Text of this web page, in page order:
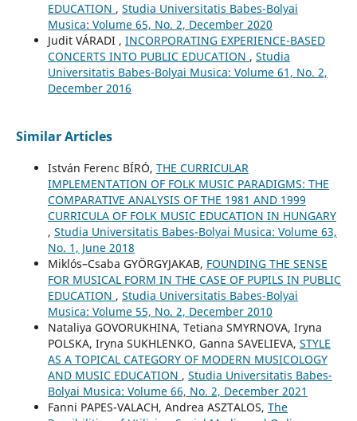
EDUCATION , Studia Universitatis Babes-Bolyai
Musica: Volume 65, No. 2, December 2020
Judit VÁRADI , INCORPORATING EXPERIENCE-BASED
CONCERTS INTO PUBLIC EDUCATION , Studia
Universitatis Babes-Bolyai Musica: Volume 61, No. 2,
December 2016
Similar Articles
István Ferenc BÍRÓ, THE CURRICULAR
IMPLEMENTATION OF FOLK MUSIC PARADIGMS: THE
COMPARATIVE ANALYSIS OF THE 1981 AND 1999
CURRICULA OF FOLK MUSIC EDUCATION IN HUNGARY
, Studia Universitatis Babes-Bolyai Musica: Volume 63,
No. 1, June 2018
Miklós–Csaba GYÖRGYJAKAB, FOUNDING THE SENSE
FOR MUSICAL FORM IN THE CASE OF PUPILS IN PUBLIC
EDUCATION , Studia Universitatis Babes-Bolyai
Musica: Volume 55, No. 2, December 2010
Nataliya GOVORUKHINA, Tetiana SMYRNOVA, Iryna
POLSKA, Iryna SUKHLENKO, Ganna SAVELIEVA, STYLE
AS A TOPICAL CATEGORY OF MODERN MUSICOLOGY
AND MUSIC EDUCATION , Studia Universitatis Babes-
Bolyai Musica: Volume 66, No. 2, December 2021
Fanni PAPES-VALACH, Andrea ASZTALOS, The